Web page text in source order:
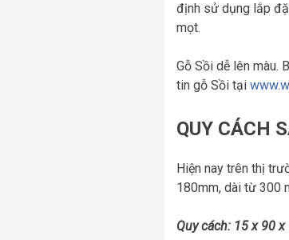
định sử dụng lắp
mọt.
Gỗ Sồi dễ lên màu.
tin gỗ Sồi tại
QUY CÁCH
Hiện nay trên thị
180mm, dài từ 300
Quy cách: 15 x 90